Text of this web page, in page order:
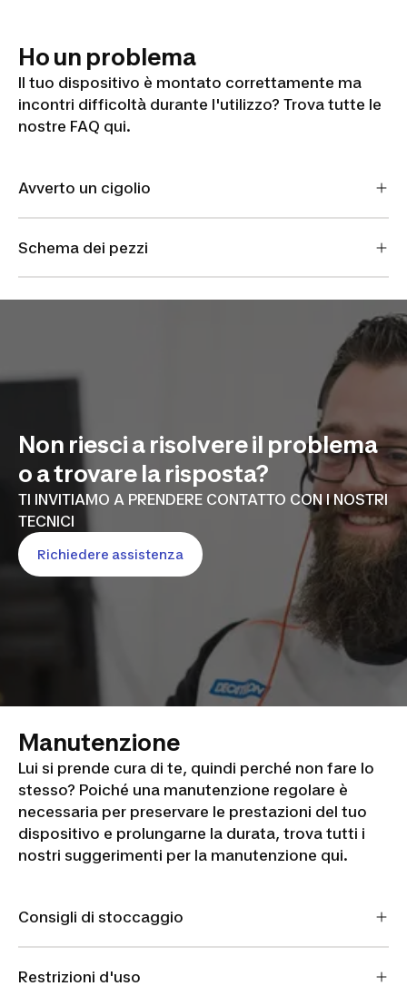
Ho un problema
Il tuo dispositivo è montato correttamente ma
incontri difficoltà durante l'utilizzo? Trova tutte le
nostre FAQ qui.
Avverto un cigolio
Schema dei pezzi
Non riesci a risolvere il problema
o a trovare la risposta?
TI INVITIAMO A PRENDERE CONTATTO CON I NOSTRI
TECNICI
Richiedere assistenza
Manutenzione
Lui si prende cura di te, quindi perché non fare lo
stesso? Poiché una manutenzione regolare è
necessaria per preservare le prestazioni del tuo
dispositivo e prolungarne la durata, trova tutti i
nostri suggerimenti per la manutenzione qui.
Consigli di stoccaggio
Restrizioni d'uso